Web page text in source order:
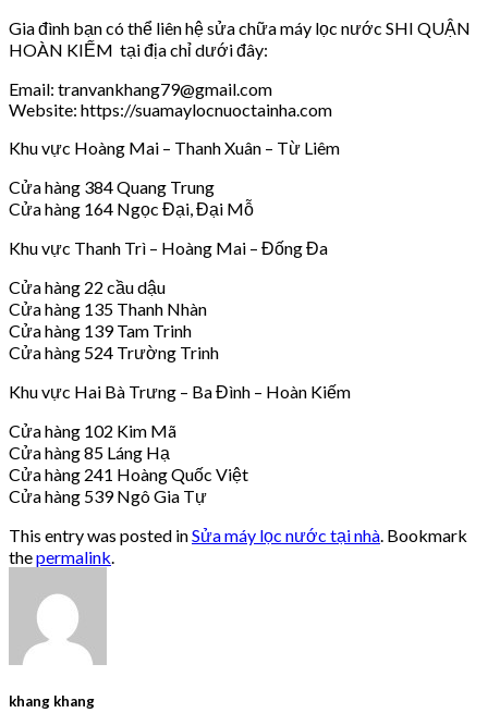
Gia đình bạn có thể liên hệ sửa chữa máy lọc nước SHI QUẬN
HOÀN KIẾM tại địa chỉ dưới đây:
Email: tranvankhang79@gmail.com
Website: https://suamaylocnuoctainha.com
Khu vực Hoàng Mai – Thanh Xuân – Từ Liêm
Cửa hàng 384 Quang Trung
Cửa hàng 164 Ngọc Đại, Đại Mỗ
Khu vực Thanh Trì – Hoàng Mai – Đống Đa
Cửa hàng 22 cầu dậu
Cửa hàng 135 Thanh Nhàn
Cửa hàng 139 Tam Trinh
Cửa hàng 524 Trường Trinh
Khu vực Hai Bà Trưng – Ba Đình – Hoàn Kiếm
Cửa hàng 102 Kim Mã
Cửa hàng 85 Láng Hạ
Cửa hàng 241 Hoàng Quốc Việt
Cửa hàng 539 Ngô Gia Tự
This entry was posted inSửa máy lọc nước tại nhà. Bookmark
thepermalink.
khang khang